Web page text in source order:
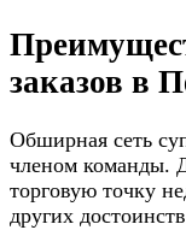
заказов в
Обширная сеть
членом команды.
торговую точку
других